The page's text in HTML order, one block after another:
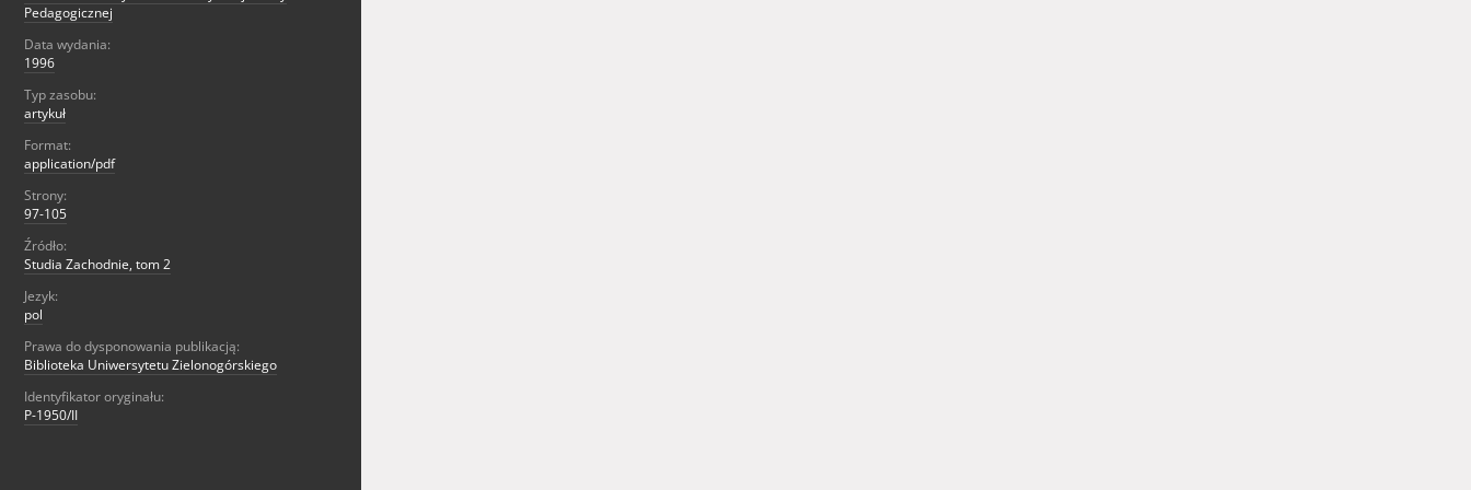
Pedagogicznej
Data wydania:
1996
Typ zasobu:
artykuł
Format:
application/pdf
Strony:
97-105
Źródło:
Studia Zachodnie, tom 2
Jezyk:
pol
Prawa do dysponowania publikacją:
Biblioteka Uniwersytetu Zielonogórskiego
Identyfikator oryginału:
P-1950/II